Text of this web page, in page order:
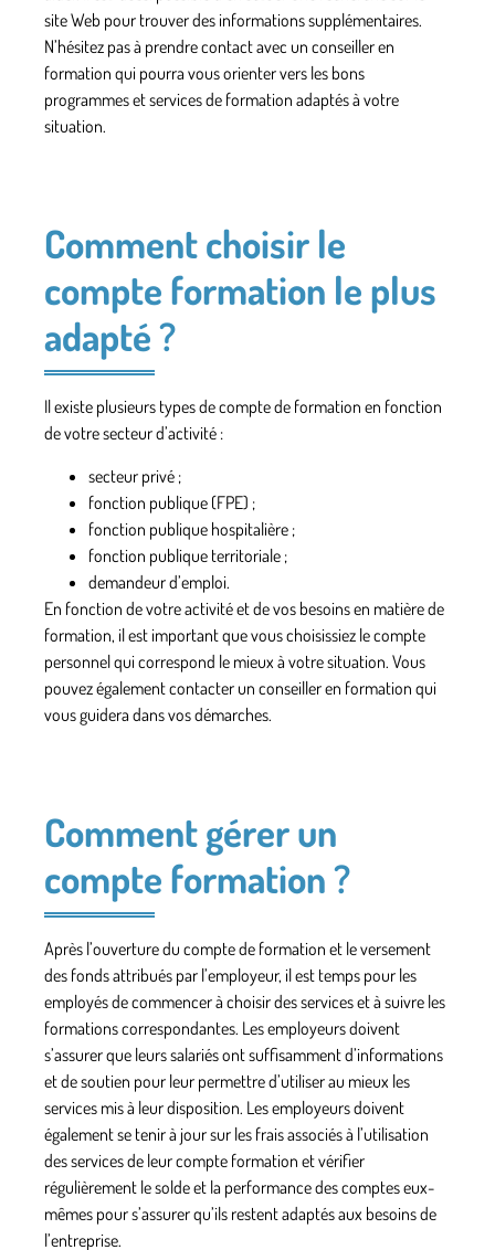
site Web pour trouver des informations supplémentaires.
N’hésitez pas à prendre contact avec un conseiller en
formation qui pourra vous orienter vers les bons
programmes et services de formation adaptés à votre
situation.
Comment choisir le
compte formation le plus
adapté ?
Il existe plusieurs types de compte de formation en fonction
de votre secteur d’activité :
secteur privé ;
fonction publique (FPE) ;
fonction publique hospitalière ;
fonction publique territoriale ;
demandeur d’emploi.
En fonction de votre activité et de vos besoins en matière de
formation, il est important que vous choisissiez le compte
personnel qui correspond le mieux à votre situation. Vous
pouvez également contacter un conseiller en formation qui
vous guidera dans vos démarches.
Comment gérer un
compte formation ?
Après l’ouverture du compte de formation et le versement
des fonds attribués par l’employeur, il est temps pour les
employés de commencer à choisir des services et à suivre les
formations correspondantes. Les employeurs doivent
s’assurer que leurs salariés ont suffisamment d’informations
et de soutien pour leur permettre d’utiliser au mieux les
services mis à leur disposition. Les employeurs doivent
également se tenir à jour sur les frais associés à l’utilisation
des services de leur compte formation et vérifier
régulièrement le solde et la performance des comptes eux-
mêmes pour s’assurer qu’ils restent adaptés aux besoins de
l’entreprise.